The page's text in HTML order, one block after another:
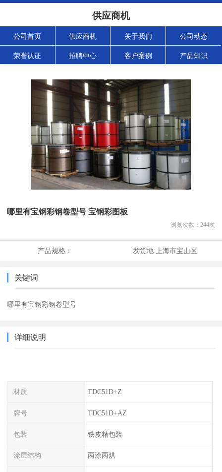
供应商机
公司首页 供应商机 关于我们 公司动态
荣誉认证 招聘中心 客户案例 产品知识
哪里有宝钢彩钢卷型号 宝钢彩图板
浏览次数： 244次
产品规格： 发货地: 上海市宝山区
关键词
哪里有宝钢彩钢卷型号
详细说明
材质 TDC51D+Z
牌号 TDC51D+AZ
包装 铁皮精包装
涂层结构 两涂两烘